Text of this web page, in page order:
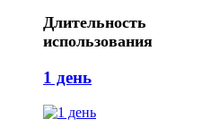
Длительность
использования
1 день